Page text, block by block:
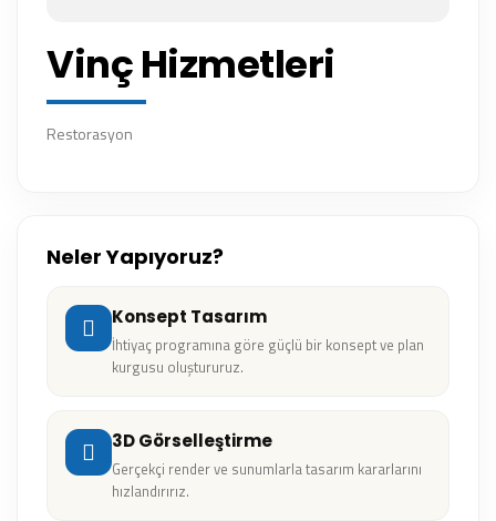
Vinç Hizmetleri
Restorasyon
Neler Yapıyoruz?
Konsept Tasarım
İhtiyaç programına göre güçlü bir konsept ve plan
kurgusu oluştururuz.
3D Görselleştirme
Gerçekçi render ve sunumlarla tasarım kararlarını
hızlandırırız.